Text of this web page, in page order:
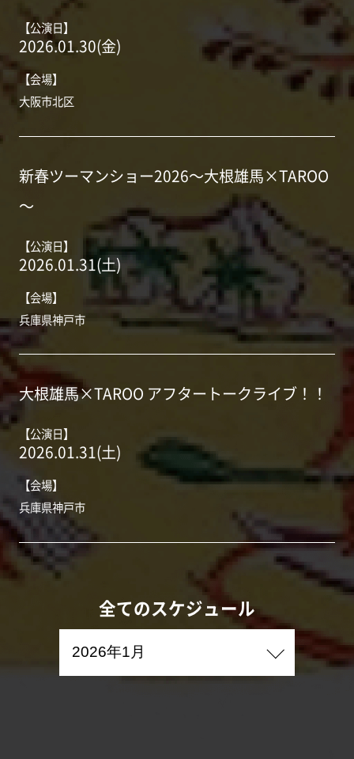
【公演日】
2026.01.30(金)
【会場】
大阪市北区
新春ツーマンショー2026～大根雄馬×TAROO
～
【公演日】
2026.01.31(土)
【会場】
兵庫県神戸市
大根雄馬×TAROO アフタートークライブ！！
【公演日】
2026.01.31(土)
【会場】
兵庫県神戸市
全てのスケジュール